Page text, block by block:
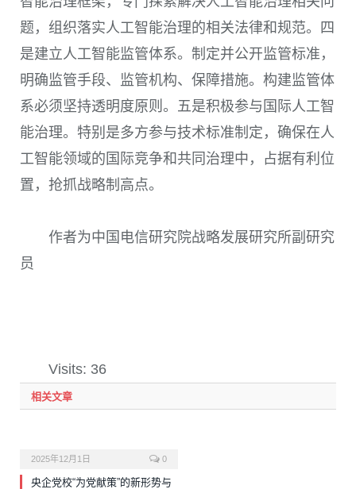
题，组织落实人工智能治理的相关法律和规范。四
是建立人工智能监管体系。制定并公开监管标准，
明确监管手段、监管机构、保障措施。构建监管体
系必须坚持透明度原则。五是积极参与国际人工智
能治理。特别是多方参与技术标准制定，确保在人
工智能领域的国际竞争和共同治理中，占据有利位
置，抢抓战略制高点。
作者为中国电信研究院战略发展研究所副研究
员
Visits: 36
相关文章
2025年12月1日 0
央企党校“为党献策”的新形势与